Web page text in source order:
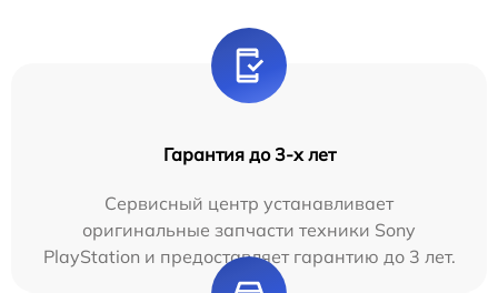
Гарантия до 3-х лет
Сервисный центр устанавливает
оригинальные запчасти техники Sony
PlayStation и предоставляет гарантию до 3 лет.